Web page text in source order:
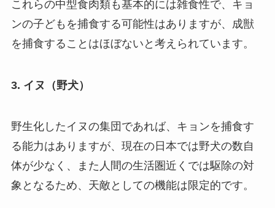
これらの中型食肉類も基本的には雑食性で、キョ
ンの子どもを捕食する可能性はありますが、成獣
を捕食することはほぼないと考えられています。
3. イヌ（野犬）
野生化したイヌの集団であれば、キョンを捕食す
る能力はありますが、現在の日本では野犬の数自
体が少なく、また人間の生活圏近くでは駆除の対
象となるため、天敵としての機能は限定的です。